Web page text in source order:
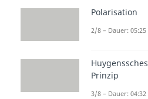
Polarisation
2/8 – Dauer: 05:25
Huygenssches
Prinzip
3/8 – Dauer: 04:32